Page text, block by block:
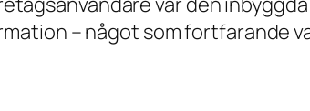
– något som fortfarande